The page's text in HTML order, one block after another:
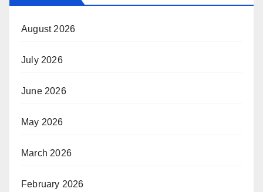
August 2026
July 2026
June 2026
May 2026
March 2026
February 2026